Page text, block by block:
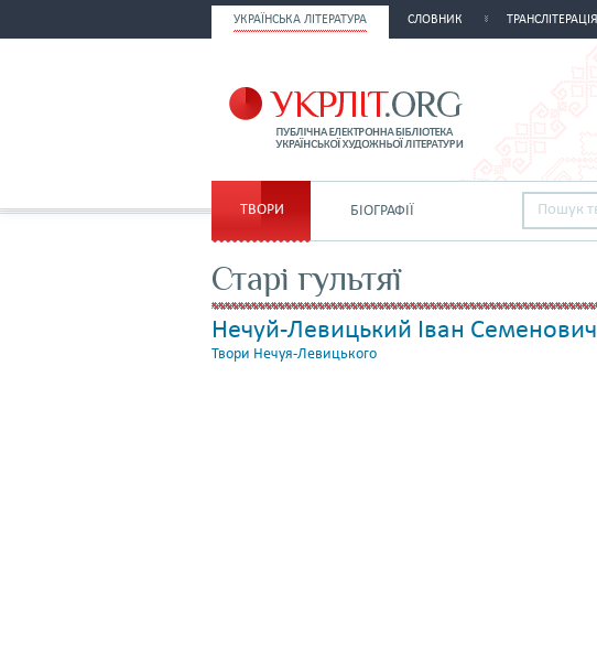
УКРАЇНСЬКА ЛІТЕРАТУРА СЛОВНИК ТРАНСЛІТЕРАЦІЯ
ТВОРИ БІОГРАФІЇ
Старі гультяї
Нечуй-Левицький Іван Семенович
Твори Нечуя-Левицького